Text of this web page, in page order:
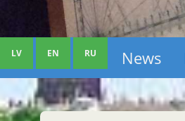
LV EN RU News